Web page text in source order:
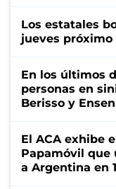
Los estatales
jueves
En los últimos
personas en
Berisso y
El ACA exhibe
Papamóvil que
a Argentina en